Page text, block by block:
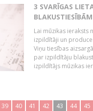
3 SVARĪGAS
BLAKUSTIESĪBĀM
Lai mūzikas ieraksts
izpildītāji un
Viņu tiesības
par izpildītāju
izpildītājs mūzikas
39 40 41 42 43 44 45